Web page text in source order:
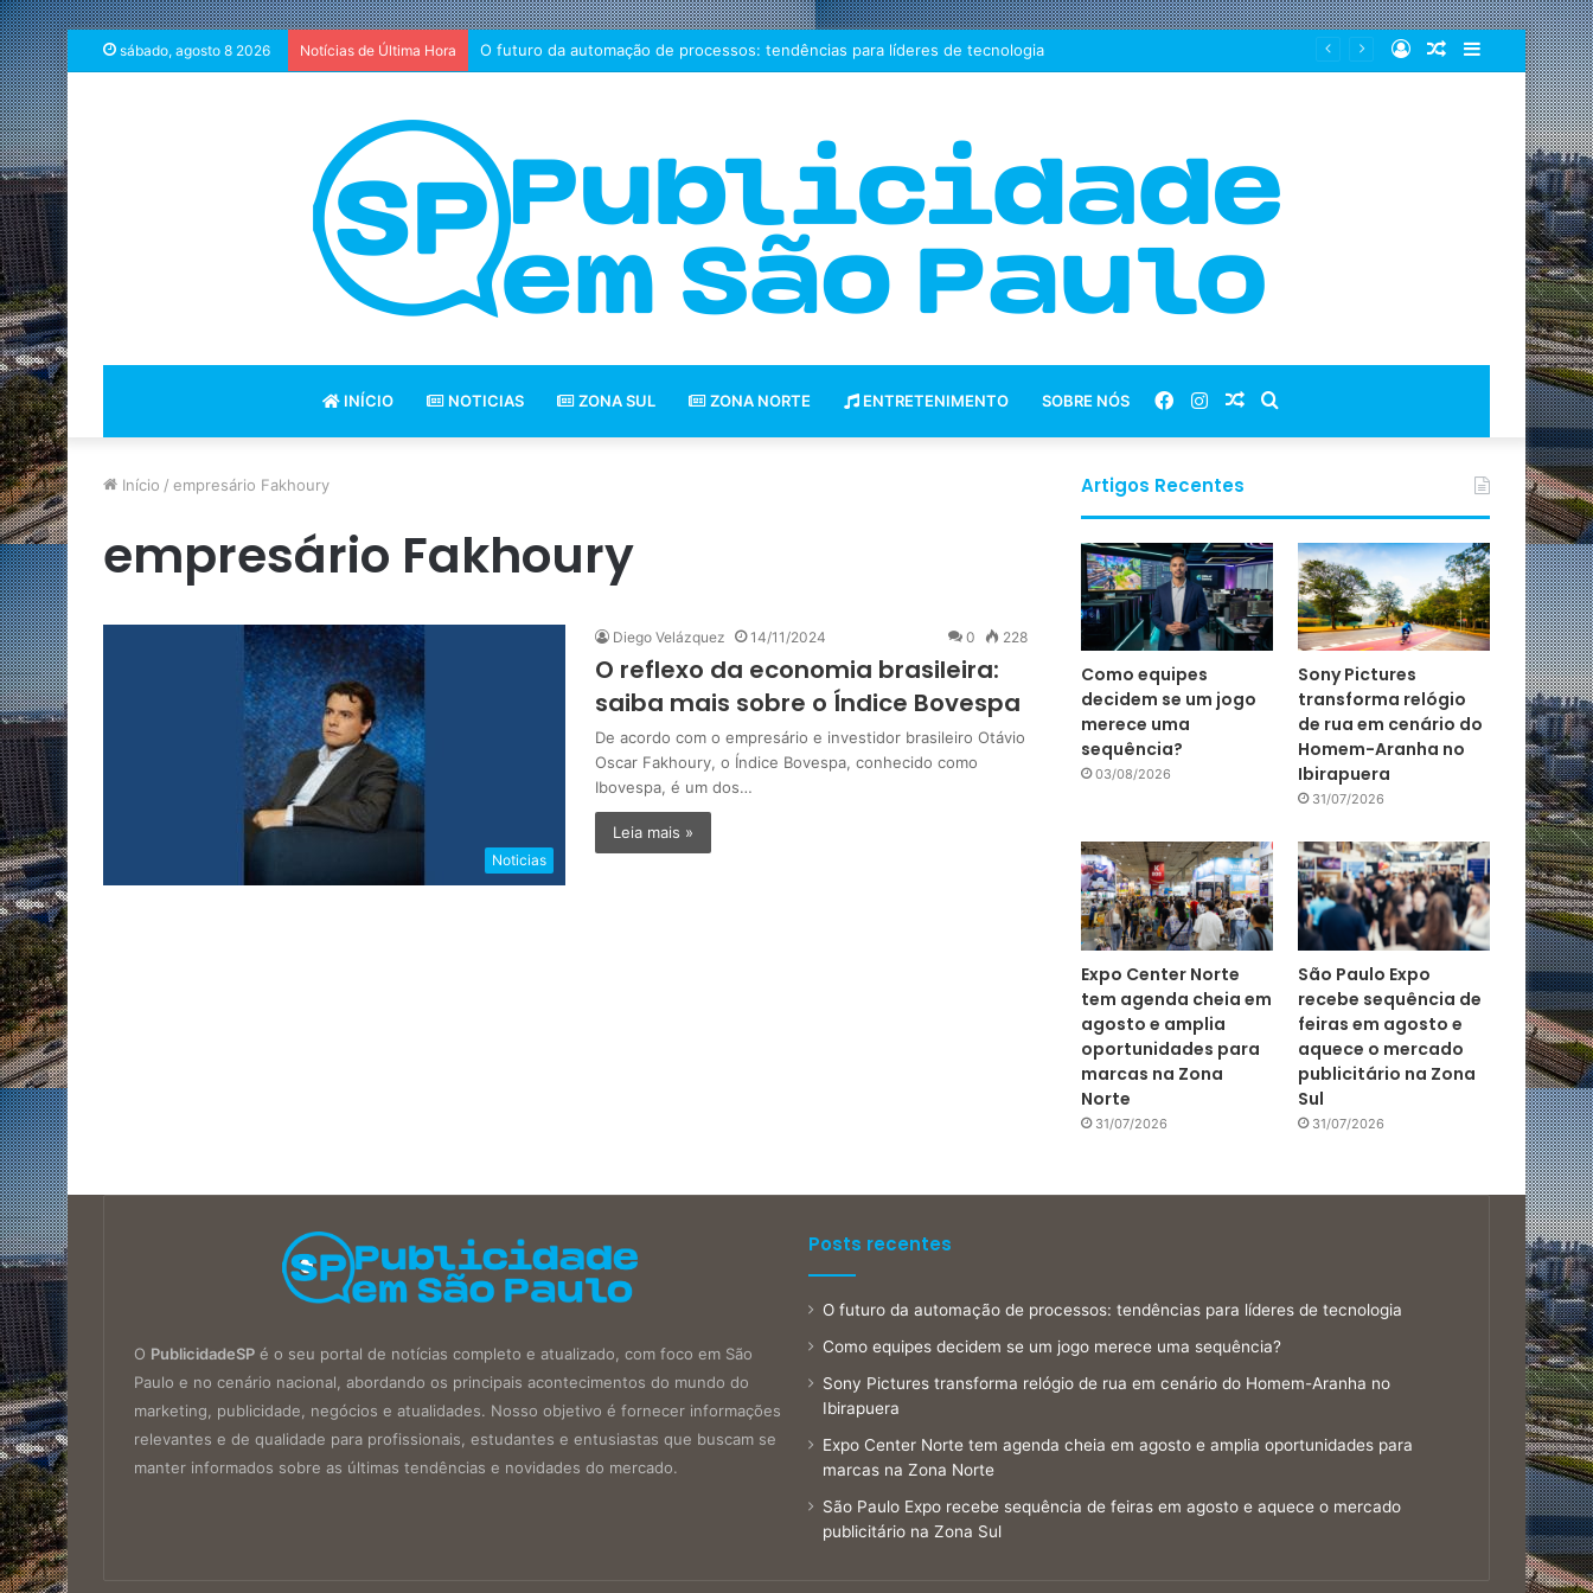
sábado, agosto 8 2026 Notícias de Última Hora O futuro da automação de processos: tendências para líderes de tecnologia
Barra
Lateral
Artigo
Entrar
INÍCIO NOTICIAS ZONA SUL ZONA NORTE ENTRETENIMENTO SOBRE NÓS Artigo
Instagram
Facebook
Início / empresário Fakhoury
empresário Fakhoury
Noticias
Diego Velázquez 14/11/2024 0 228
O reflexo da economia brasileira:
saiba mais sobre o Índice Bovespa
De acordo com o empresário e investidor brasileiro Otávio
Oscar Fakhoury, o Índice Bovespa, conhecido como
Ibovespa, é um dos…
Leia mais »
Artigos Recentes
Como equipes
decidem se um jogo
merece uma
sequência?
03/08/2026
Sony Pictures
transforma relógio
de rua em cenário do
Homem-Aranha no
Ibirapuera
31/07/2026
Expo Center Norte
tem agenda cheia em
agosto e amplia
oportunidades para
marcas na Zona
Norte
31/07/2026
São Paulo Expo
recebe sequência de
feiras em agosto e
aquece o mercado
publicitário na Zona
Sul
31/07/2026
O PublicidadeSP é o seu portal de notícias completo e atualizado, com foco em São
Paulo e no cenário nacional, abordando os principais acontecimentos do mundo do
marketing, publicidade, negócios e atualidades. Nosso objetivo é fornecer informações
relevantes e de qualidade para profissionais, estudantes e entusiastas que buscam se
manter informados sobre as últimas tendências e novidades do mercado.
Posts recentes
O futuro da automação de processos: tendências para líderes de tecnologia
Como equipes decidem se um jogo merece uma sequência?
Sony Pictures transforma relógio de rua em cenário do Homem-Aranha no
Ibirapuera
Expo Center Norte tem agenda cheia em agosto e amplia oportunidades para
marcas na Zona Norte
São Paulo Expo recebe sequência de feiras em agosto e aquece o mercado
publicitário na Zona Sul